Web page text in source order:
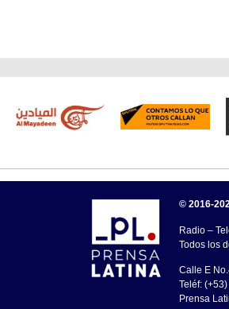
© 2016-
Radio –
Todos los
Calle E
Teléf:
Prensa